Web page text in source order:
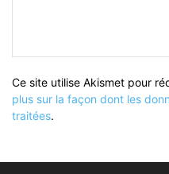
Ce site utilise Akismet pour
plus sur la façon dont les
traitées.